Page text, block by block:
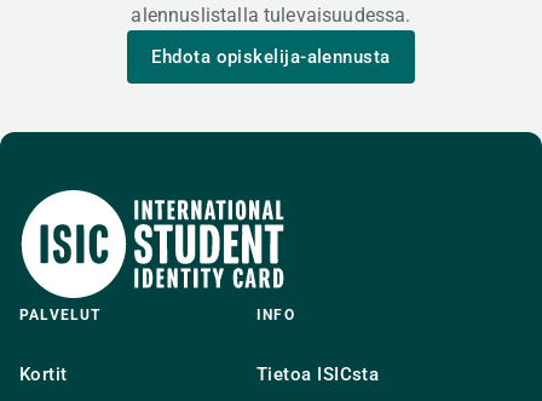
alennuslistalla tulevaisuudessa.
Ehdota opiskelija-alennusta
PALVELUT
Kortit
INFO
Tietoa ISICsta